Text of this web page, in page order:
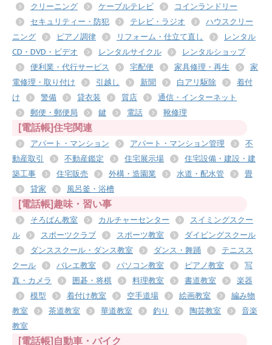
クリーニング
ケーブルテレビ
コインランドリー
セキュリティー・防犯
テレビ・ラジオ
ハウスクリー
ニング
ピアノ調律 リフォーム・仕立て直し
レンタル
CD・DVD・ビデオ
レンタルサイクル
レンタルショップ
便利業・代行サービス
宅配便 家具修理・再生
家
電修理・取り付け
引越し 新聞 白アリ駆除
着付
け
警備 貸衣装 質店
通信・インターネット
郵便・郵便局
鍵 電話 靴修理
[電話帳]住宅関連
アパート・マンション アパート・マンション管理
不
動産取引
不動産鑑定 住宅展示場
住宅設備・建設・建
築工事
住宅販売 外構・造園業 水道・配水管
畳
貸家
風呂釜・浴槽
[電話帳]趣味・習い事
そろばん教室 カルチャーセンター
スイミングスクー
ル
スポーツクラブ スポーツ教室
ダイビングスクール
ダンススクール・ダンス教室
ダンス・舞踊
テニスス
クール
バレエ教室 パソコン教室 ピアノ教室
写
真・カメラ
囲碁・将棋 料理教室 書道教室
楽器
模型
着付け教室 空手道場 絵画教室
編み物
教室
茶道教室 華道教室 釣り 陶芸教室
音楽
教室
[電話帳]自動車・バイク